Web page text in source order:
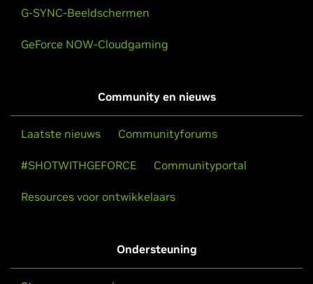
G-SYNC-Beeldschermen
GeForce NOW-Cloudgaming
Community en nieuws
Laatste nieuws Communityforums
#SHOTWITHGEFORCE Communityportal
Resources voor ontwikkelaars
Ondersteuning